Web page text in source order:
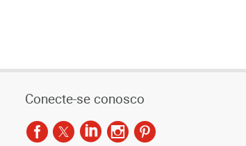
Conecte-se conosco